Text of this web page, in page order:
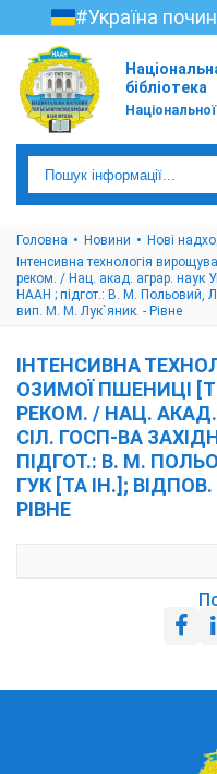
#Україна
бібліотека
Головна Новини Нові
Інтенсивна технологія
реком. / Нац. акад. аграр. наук
НААН ; підгот.: В. М. Польовий,
вип. М. М. Лук`яник. - Рівне
ІНТЕНСИВНА
ОЗИМОЇ ПШЕНИЦІ
РЕКОМ. / НАЦ. АКАД.
СІЛ. ГОСП-ВА
ПІДГОТ.: В. М.
ГУК [ТА ІН.];
РІВНЕ